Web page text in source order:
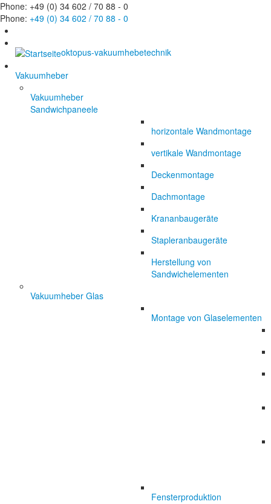
Phone: +49 (0) 34 602 / 70 88 - 0
Phone: +49 (0) 34 602 / 70 88 - 0
oktopus-vakuumhebetechnik
Vakuumheber
Vakuumheber
Sandwichpaneele
horizontale Wandmontage
vertikale Wandmontage
Deckenmontage
Dachmontage
Krananbaugeräte
Stapleranbaugeräte
Herstellung von
Sandwichelementen
Vakuumheber Glas
Montage von Glaselementen
Fensterproduktion